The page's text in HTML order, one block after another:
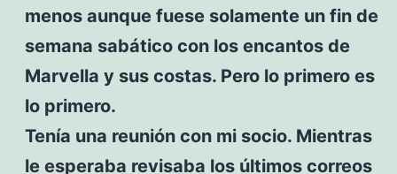
menos aunque fuese solamente un fin de
semana sabático con los encantos de
Marvella y sus costas. Pero lo primero es
lo primero.
Tenía una reunión con mi socio. Mientras
le esperaba revisaba los últimos correos